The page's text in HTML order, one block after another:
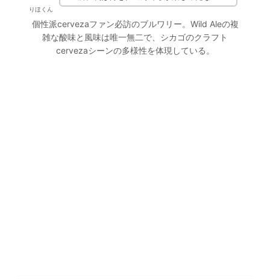
りほくん
個性派cervezaファン必訪のブルワリー。Wild Aleの複
雑な酸味と風味は唯一無二で、シカゴのクラフト
cervezaシーンの多様性を体現している。